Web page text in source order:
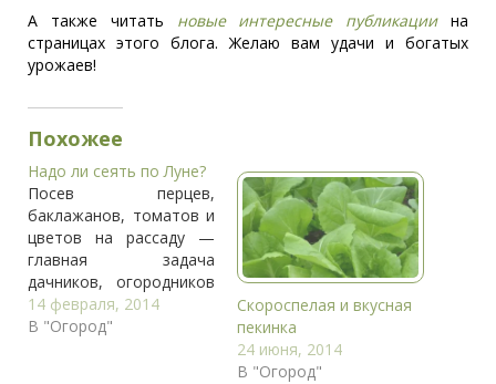
А также читать новые интересные публикациина
страницах этого блога. Желаю вам удачи и богатых
урожаев!
Похожее
Надо ли сеять по Луне?
Посев перцев,
баклажанов, томатов и
цветов на рассаду —
главная задача
дачников, огородников
и цветоводов в
ближайшие месяцы.
14 февраля, 2014
В "Огород"
Скороспелая и вкусная
пекинка
24 июня, 2014
В "Огород"